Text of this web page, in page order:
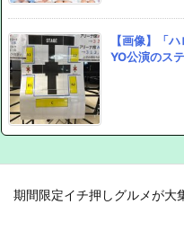
【画像】「
YO公演のス
期間限定イチ押しグルメが大